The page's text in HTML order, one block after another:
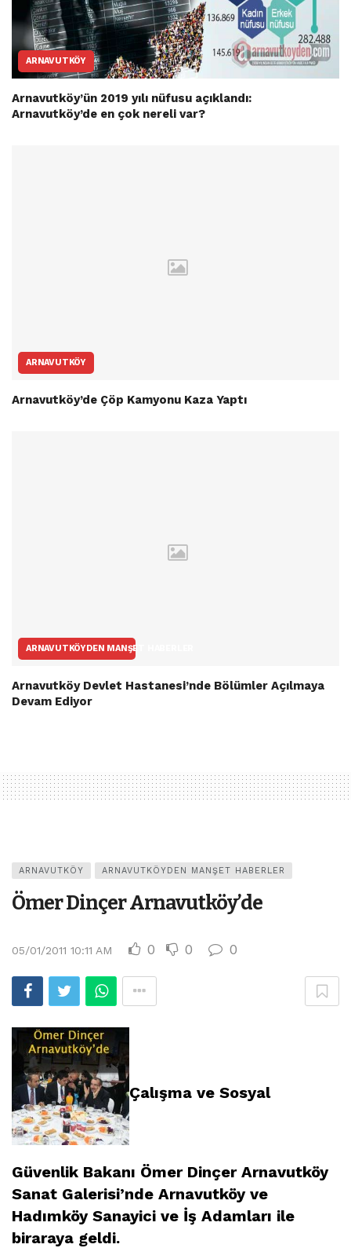
ARNAVUTKÖY
Arnavutköy’ün 2019 yılı nüfusu açıklandı:
Arnavutköy’de en çok nereli var?
ARNAVUTKÖY
Arnavutköy’de Çöp Kamyonu Kaza Yaptı
ARNAVUTKÖYDEN MANŞET HABERLER
Arnavutköy Devlet Hastanesi’nde Bölümler Açılmaya
Devam Ediyor
ARNAVUTKÖY ARNAVUTKÖYDEN MANŞET HABERLER
Ömer Dinçer Arnavutköy’de
05/01/2011 10:11 AM 0 0 0
Çalışma ve Sosyal
Güvenlik Bakanı Ömer Dinçer Arnavutköy
Sanat Galerisi’nde Arnavutköy ve
Hadımköy Sanayici ve İş Adamları ile
biraraya geldi.